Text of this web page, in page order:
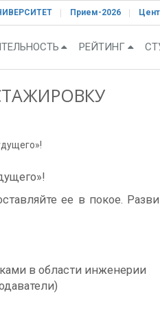
Прием-2026
РЕЙТИНГ
ее в покое.
в области инженерии